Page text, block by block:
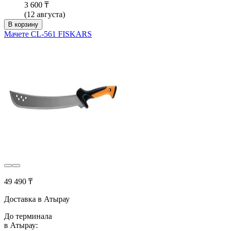
3 600 ₸
(12 августа)
В корзину
Мачете CL-561 FISKARS
49 490 ₸
Доставка в Атырау
До терминала
в Атырау: